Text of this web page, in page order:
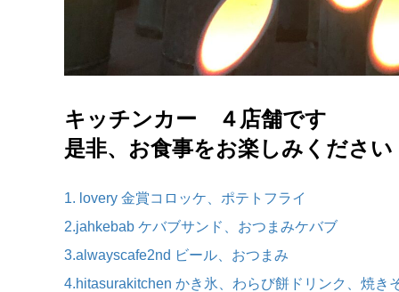
キッチンカー ４店舗です
是非、お食事をお楽しみください
1. lovery 金賞コロッケ、ポテトフライ
2.jahkebab ケバブサンド、おつまみケバブ
3.alwayscafe2nd ビール、おつまみ
4.hitasurakitchen かき氷、わらび餅ドリンク、焼き